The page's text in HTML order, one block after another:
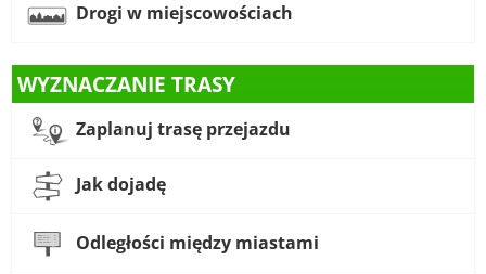
Drogi w miejscowościach
WYZNACZANIE TRASY
Zaplanuj trasę przejazdu
Jak dojadę
Odległości między miastami